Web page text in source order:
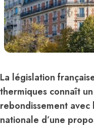
La législation
thermiques connaît
rebondissement avec
nationale d’une